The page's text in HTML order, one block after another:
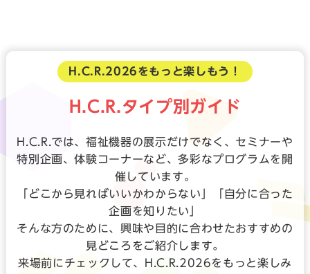
H.C.R.2026をもっと楽しもう！
H.C.R.タイプ別ガイド
H.C.R.では、福祉機器の展示だけでなく、セミナーや
特別企画、体験コーナーなど、多彩なプログラムを開
催しています。
「どこから見ればいいかわからない」「自分に合った
企画を知りたい」
そんな方のために、興味や目的に合わせたおすすめの
見どころをご紹介します。
来場前にチェックして、H.C.R.2026をもっと楽しみ